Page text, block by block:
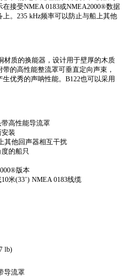
接受NMEA 0183或NMEA2000®数据
。235 kHz频率可以防止与船上其他
材质的换能器，设计用于壁厚的木质
的高性能整流罩可垂直定向声束，
优秀的声呐性能。B122也可以采用
高性能导流罩
装
其他回声器相互干扰
的船只
版本
米(33’) NMEA 0183线缆
lb)
导流罩